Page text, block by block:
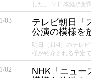
した。 ▽日本経済新
03 テレビ朝日「
公演の模様を
明日（11/4）のテレ
様が紹介される予定
02 NHK「ニュー